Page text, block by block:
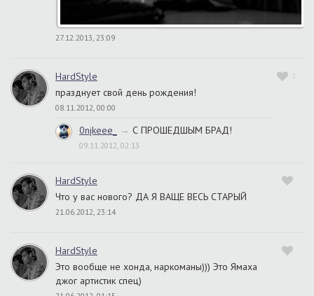
27.12.2013, 23:09
1
HardStyle
празднует свой день рождения!
08.11.2012, 00:00
0njkeee_ → С ПРОШЕДШЫМ БРАД!
09.11.2012, 02:13
HardStyle
Что у вас нового? ДА Я ВАЩЕ ВЕСЬ СТАРЫЙ
21.06.2012, 23:14
HardStyle
Это вообще не хонда, наркоманы))) Это Ямаха
джог артистик спец)